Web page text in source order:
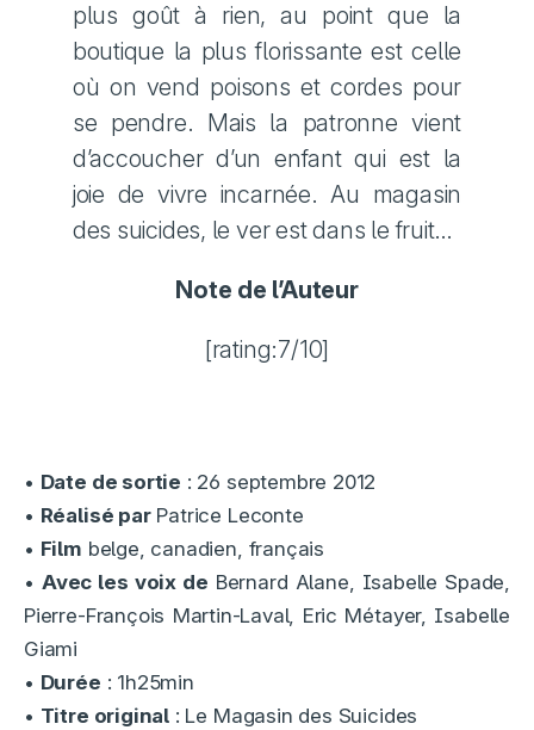
plus goût à rien, au point que la
boutique la plus florissante est celle
où on vend poisons et cordes pour
se pendre. Mais la patronne vient
d’accoucher d’un enfant qui est la
joie de vivre incarnée. Au magasin
des suicides, le ver est dans le fruit…
Note de l’Auteur
[rating:7/10]
• Date de sortie : 26 septembre 2012
• Réalisé parPatrice Leconte
• Film belge, canadien, français
• Avec les voix de Bernard Alane, Isabelle Spade,
Pierre-François Martin-Laval, Eric Métayer, Isabelle
Giami
• Durée : 1h25min
• Titre original : Le Magasin des Suicides